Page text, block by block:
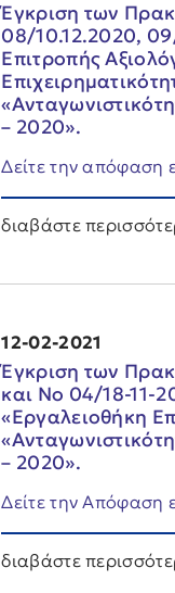
Έγκριση των
08/10.12.2020,
Επιτροπής
– 2020».
Δείτε την απόφαση
διαβάστε
12-02-2021
Έγκριση των
και Νο 04/18-11-
«Εργαλειοθήκη
– 2020».
Δείτε την Απόφαση
διαβάστε